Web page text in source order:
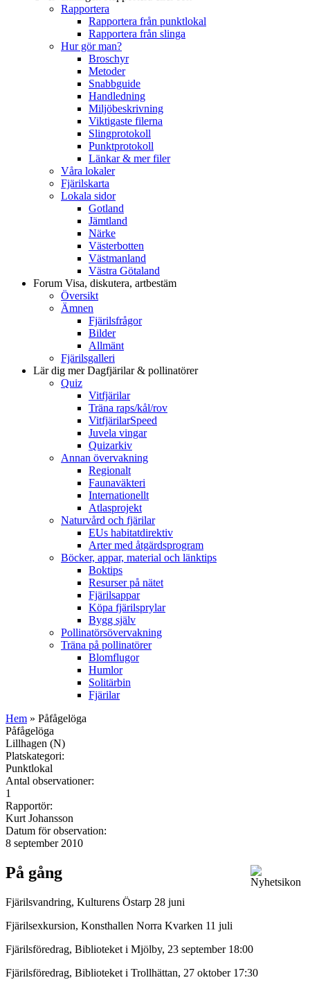
Rapportera
Rapportera från punktlokal
Rapportera från slinga
Hur gör man?
Broschyr
Metoder
Snabbguide
Handledning
Miljöbeskrivning
Viktigaste filerna
Slingprotokoll
Punktprotokoll
Länkar & mer filer
Våra lokaler
Fjärilskarta
Lokala sidor
Gotland
Jämtland
Närke
Västerbotten
Västmanland
Västra Götaland
Forum Visa, diskutera, artbestäm
Översikt
Ämnen
Fjärilsfrågor
Bilder
Allmänt
Fjärilsgalleri
Lär dig merDagfjärilar & pollinatörer
Quiz
Vitfjärilar
Träna raps/kål/rov
VitfjärilarSpeed
Juvela vingar
Quizarkiv
Annan övervakning
Regionalt
Faunaväkteri
Internationellt
Atlasprojekt
Naturvård och fjärilar
EUs habitatdirektiv
Arter med åtgärdsprogram
Böcker, appar, material och länktips
Boktips
Resurser på nätet
Fjärilsappar
Köpa fjärilsprylar
Bygg själv
Pollinatörsövervakning
Träna på pollinatörer
Blomflugor
Humlor
Solitärbin
Fjärilar
Hem » Påfågelöga
Påfågelöga
Lillhagen (N)
Platskategori:
Punktlokal
Antal observationer:
1
Rapportör:
Kurt Johansson
Datum för observation:
8 september 2010
På gång
Fjärilsvandring, Kulturens Östarp 28 juni
Fjärilsexkursion, Konsthallen Norra Kvarken 11 juli
Fjärilsföredrag, Biblioteket i Mjölby, 23 september 18:00
Fjärilsföredrag, Biblioteket i Trollhättan, 27 oktober 17:30